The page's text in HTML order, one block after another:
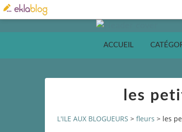
ACCUEIL
les
L'ILE AUX BLOGUEURS > fleurs > les